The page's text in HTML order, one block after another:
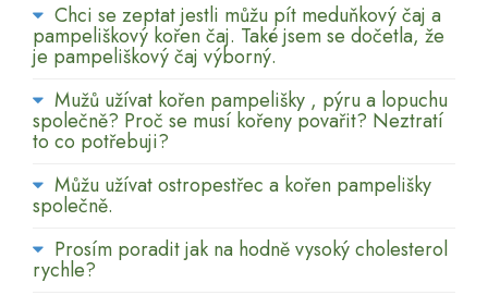
Chci se zeptat jestli můžu pít meduňkový čaj a
pampeliškový kořen čaj. Také jsem se dočetla, že
je pampeliškový čaj výborný.
Mužů užívat kořen pampelišky , pýru a lopuchu
společně? Proč se musí kořeny povařit? Neztratí
to co potřebuji?
Můžu užívat ostropestřec a kořen pampelišky
společně.
Prosím poradit jak na hodně vysoký cholesterol
rychle?